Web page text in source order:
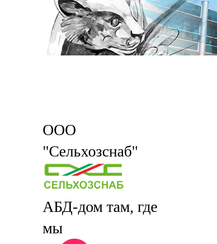
ООО
"Сельхозснаб"
АБД-дом там, где
мы